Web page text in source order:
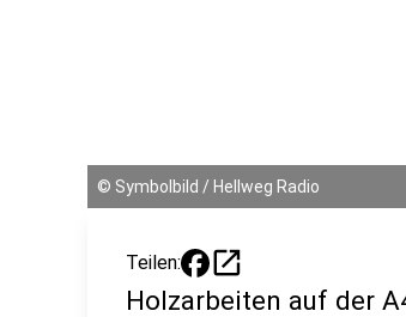
© Symbolbild / Hellweg Radio
Teilen: open_in_new
Holzarbeiten auf der